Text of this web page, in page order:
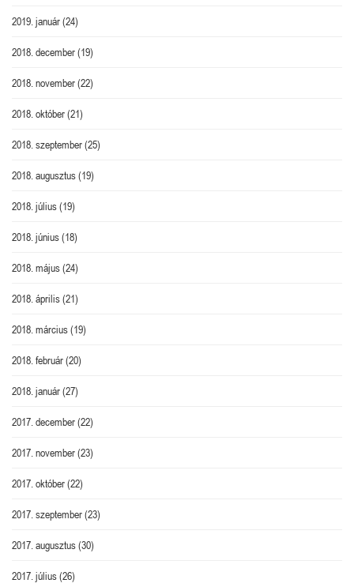
2019. január(24)
2018. december(19)
2018. november(22)
2018. október(21)
2018. szeptember(25)
2018. augusztus(19)
2018. július(19)
2018. június(18)
2018. május(24)
2018. április(21)
2018. március(19)
2018. február(20)
2018. január(27)
2017. december(22)
2017. november(23)
2017. október(22)
2017. szeptember(23)
2017. augusztus(30)
2017. július(26)